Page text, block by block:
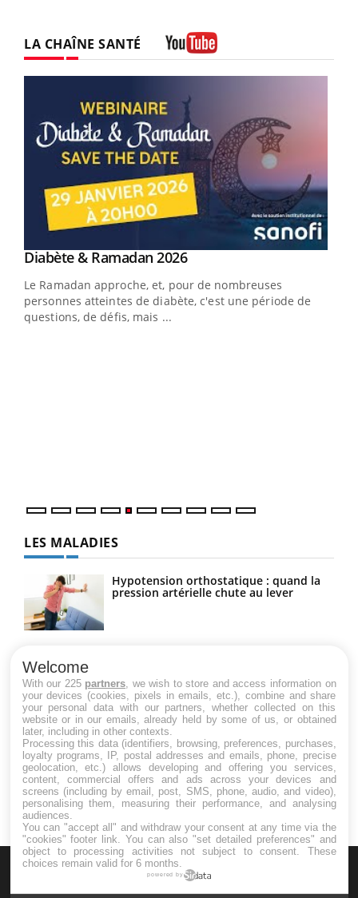
LA CHAÎNE SANTÉ
Youtube
Diabète & Ramadan 2026Youtube
Le Ramadan approche, et, pour de nombreuses
personnes atteintes de diabète, c'est une période de
questions, de défis, mais ...
LES MALADIES
Hypotension orthostatique : quand la
pression artérielle chute au lever
Maladie de Charcot (Sclérose latérale
amyotrophique)
Welcome
With our 225 partners , we wish to store and access information on
your devices (cookies, pixels in emails, etc.), combine and share
your personal data with our partners, whether collected on this
website or in our emails, already held by some of us, or obtained
later, including in other contexts.
Processing this data (identifiers, browsing, preferences, purchases,
loyalty programs, IP, postal addresses and emails, phone, precise
geolocation, etc.) allows developing and offering you services,
content, commercial offers and ads across your devices and
screens (including by email, post, SMS, phone, audio, and video),
personalising them, measuring their performance, and analysing
audiences.
You can "accept all" and withdraw your consent at any time via the
"cookies" footer link . You can also "set detailed preferences" and
object to processing activities not subject to consent. These
choices remain valid for 6 months.
powered by